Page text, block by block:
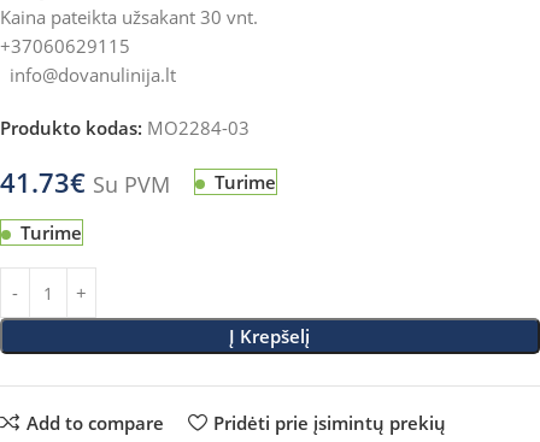
Kaina pateikta užsakant 30 vnt.
+37060629115
info@dovanulinija.lt
Produkto kodas: MO2284-03
41.73€ Su PVM Turime
Turime
Į Krepšelį
Add to compare Pridėti prie įsimintų prekių